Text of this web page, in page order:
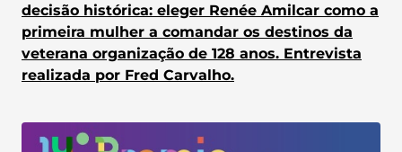
decisão histórica: eleger Renée Amilcar como a
primeira mulher a comandar os destinos da
veterana organização de 128 anos. Entrevista
realizada por Fred Carvalho.